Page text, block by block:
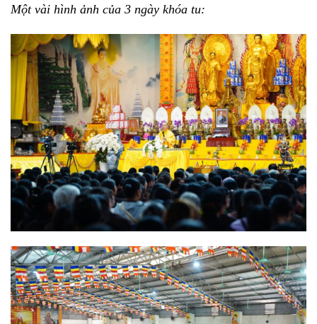
Một vài hình ảnh của 3 ngày khóa tu: